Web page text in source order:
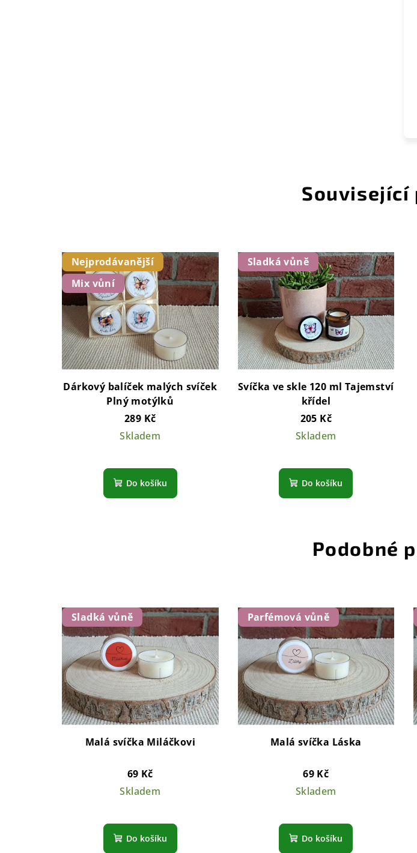
Související
Nejprodávanější
Mix vůní
Dárkový balíček malých svíček
Plný motýlků
289 Kč
Skladem
Do košíku
Sladká vůně
Svíčka ve skle 120 ml Tajemství
křídel
205 Kč
Skladem
Do košíku
Podobné
Sladká vůně
Malá svíčka Miláčkovi
69 Kč
Skladem
Do košíku
Parfémová vůně
Malá svíčka Láska
69 Kč
Skladem
Do košíku